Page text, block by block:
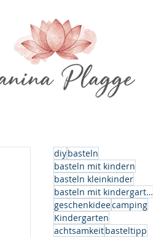
diybasteln
basteln mit kindern
basteln kleinkinder
basteln mit kindergartenkindern
geschenkideecamping
Kindergarten
achtsamkeitbasteltipp